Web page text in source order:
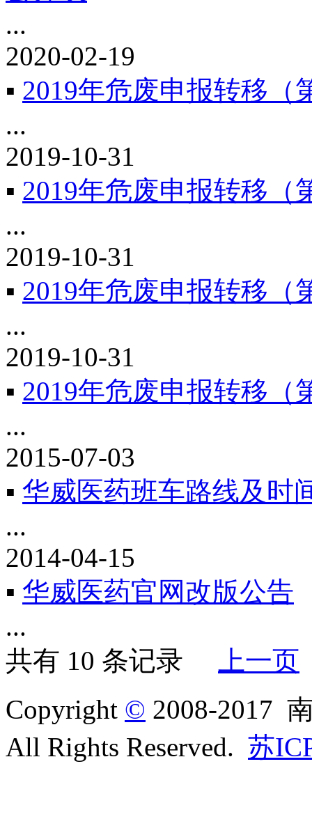
...
2020-02-19
▪ 2019年危废申报转移（
...
2019-10-31
▪ 2019年危废申报转移（
...
2019-10-31
▪ 2019年危废申报转移（
...
2019-10-31
▪ 2019年危废申报转移（
...
2015-07-03
▪ 华威医药班车路线及时
...
2014-04-15
▪ 华威医药官网改版公告
...
共有 10 条记录
上一页
Copyright © 2008-2017
All Rights Reserved. 苏